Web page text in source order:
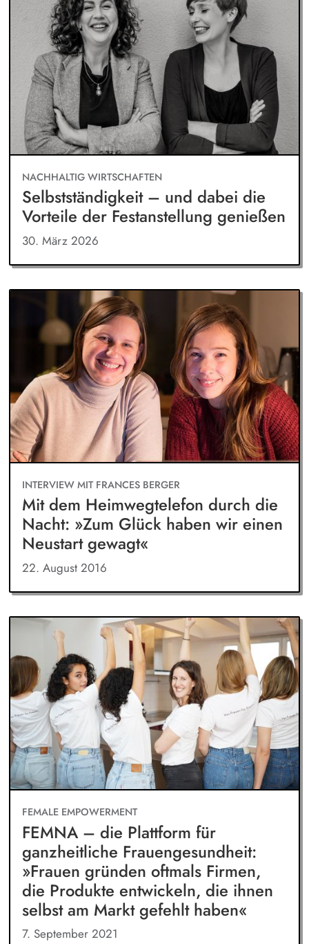
NACHHALTIG WIRTSCHAFTEN
Selbstständigkeit – und dabei die
Vorteile der Festanstellung genießen
30. März 2026
INTERVIEW MIT FRANCES BERGER
Mit dem Heimwegtelefon durch die
Nacht: »Zum Glück haben wir einen
Neustart gewagt«
22. August 2016
FEMALE EMPOWERMENT
FEMNA – die Plattform für
ganzheitliche Frauengesundheit:
»Frauen gründen oftmals Firmen,
die Produkte entwickeln, die ihnen
selbst am Markt gefehlt haben«
7. September 2021